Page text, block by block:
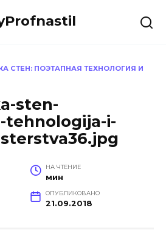
СТЕН: ПОЭТАПНАЯ ТЕХНОЛОГИЯ И
sten-
tehnologija-i-
НА ЧТЕНИЕ
мин
ОПУБЛИКОВАНО
21.09.2018